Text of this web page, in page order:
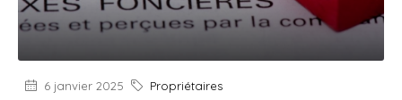
6 janvier 2025 Propriétaires